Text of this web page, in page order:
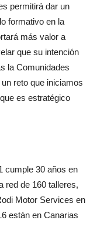
permitirá dar un
formativo en la
más valor a
que su intención
la Comunidades
reto que iniciamos
es estratégico
cumple 30 años en
red de 160 talleres,
Motor Services en
están en Canarias